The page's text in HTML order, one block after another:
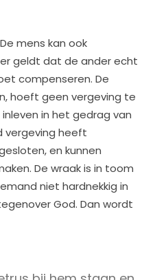
mens kan ook
geldt dat de ander echt
compenseren. De
hoeft geen vergeving te
in het gedrag van
vergeving heeft
en kunnen
De wraak is in toom
niet hardnekkig in
God. Dan wordt